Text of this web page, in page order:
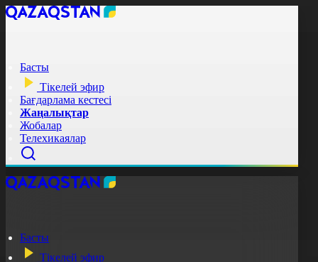
Басты
Тікелей эфир
Бағдарлама кестесі
Жаңалықтар
Жобалар
Телехикаялар
Басты
Тікелей эфир